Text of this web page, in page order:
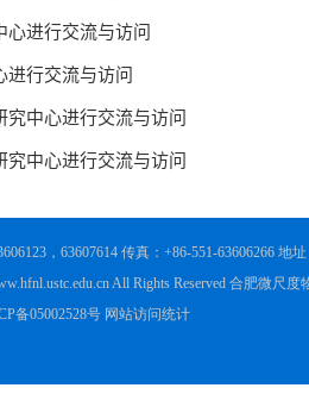
，63607614 传真：+86-551-63606266 地
All Rights Reserved 合肥微尺
备05002528号 网站访问统计